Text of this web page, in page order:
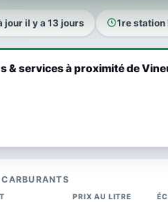
jour il y a 13 jours 1re station
& services à proximité de
PRIX AU LITRE